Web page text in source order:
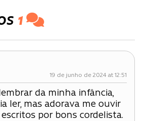
1
19 de junho de 2024 at 12:51
da minha infância,
ler, mas adorava me ouvir
por bons cordelista.